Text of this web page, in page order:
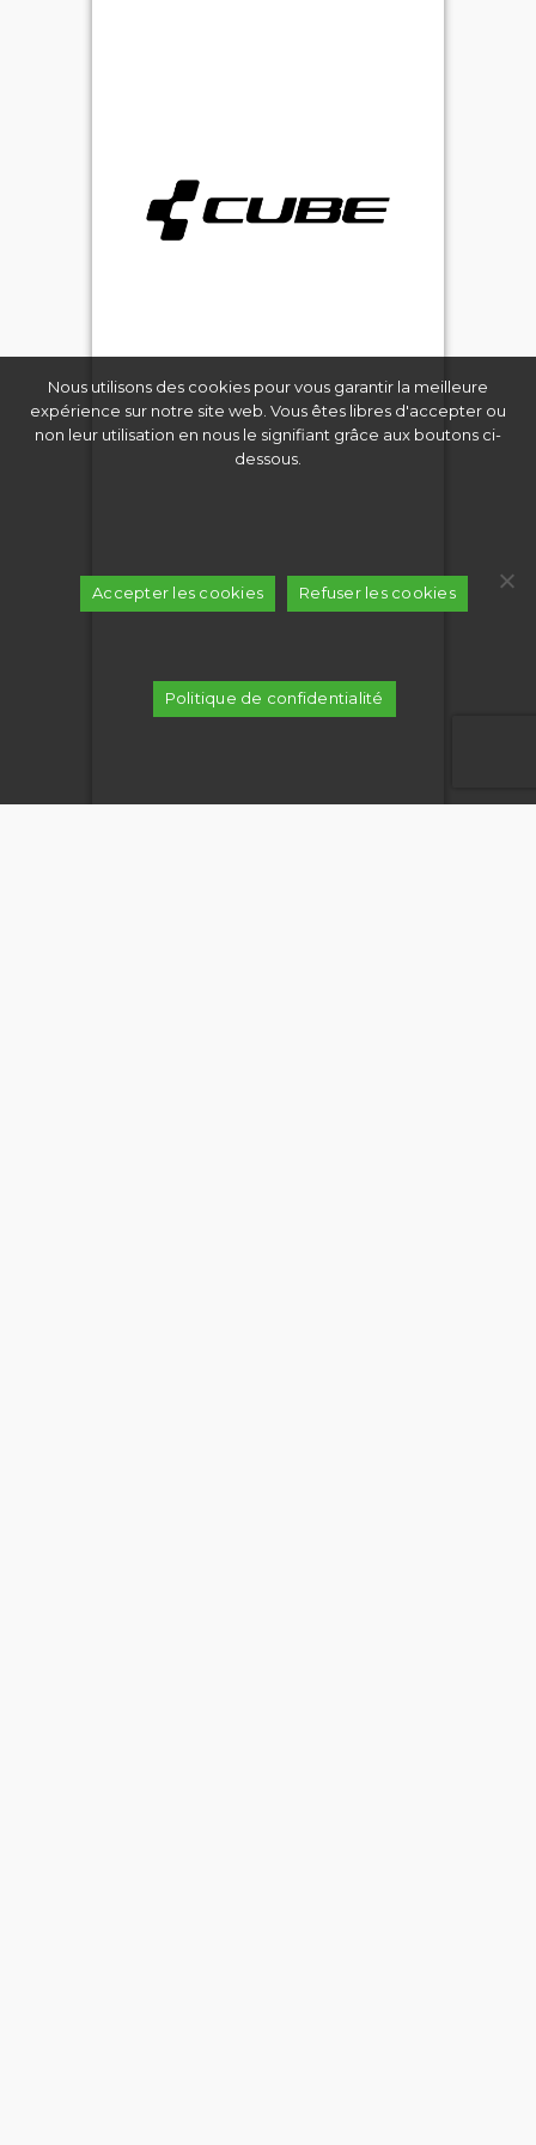
Nous utilisons des cookies pour vous garantir la meilleure
expérience sur notre site web. Vous êtes libres d'accepter ou
non leur utilisation en nous le signifiant grâce aux boutons ci-
dessous.
Accepter les cookies Refuser les cookies
Politique de confidentialité